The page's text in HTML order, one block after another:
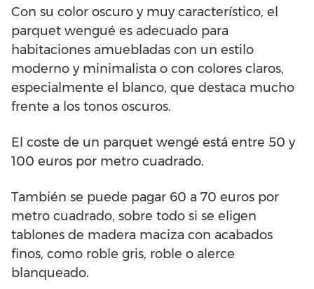
Con su color oscuro y muy característico, el
parquet wengué es adecuado para
habitaciones amuebladas con un estilo
moderno y minimalista o con colores claros,
especialmente el blanco, que destaca mucho
frente a los tonos oscuros.
El coste de un parquet wengé está entre 50 y
100 euros por metro cuadrado.
También se puede pagar 60 a 70 euros por
metro cuadrado, sobre todo si se eligen
tablones de madera maciza con acabados
finos, como roble gris, roble o alerce
blanqueado.